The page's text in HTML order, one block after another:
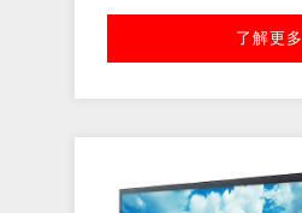
了解更多